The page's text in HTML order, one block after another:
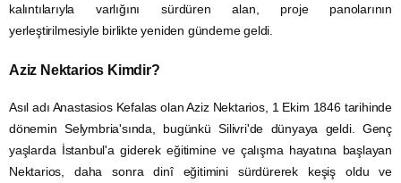
kalıntılarıyla varlığını sürdüren alan, proje panolarının
yerleştirilmesiyle birlikte yeniden gündeme geldi.
Aziz Nektarios Kimdir?
Asıl adı Anastasios Kefalas olan Aziz Nektarios, 1 Ekim 1846 tarihinde
dönemin Selymbria'sında, bugünkü Silivri'de dünyaya geldi. Genç
yaşlarda İstanbul'a giderek eğitimine ve çalışma hayatına başlayan
Nektarios, daha sonra dinî eğitimini sürdürerek keşiş oldu ve